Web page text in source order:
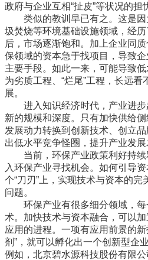
政府与企业互相“扯皮”等状况的担
类似的教训早已有之。这是因
圾焚烧等环境基础设施领域，经
后，市场逐渐饱和。加上企业同
保领域的资本急于找项目，导致
主要手段。如此一来，可能导致
为劣质工程、“烂尾”工程，长远
展。
进入知识经济时代，产业进步
新的规模和深度。只有加快供给
发展动力转换到创新技术、创立
出低水平竞争怪圈，提升产业发展
当前，环保产业政策利好持续
入环保产业寻找机会。如何引导
个“刀刃”上，实现技术与资本的
问题。
环保产业有很多细分领域，每
术。加快技术与资本融合，可以
应用的进程。一项有应用前景的
剂”，就可以孵化出一个创新型企
例如，北京碧水源科技股份有限